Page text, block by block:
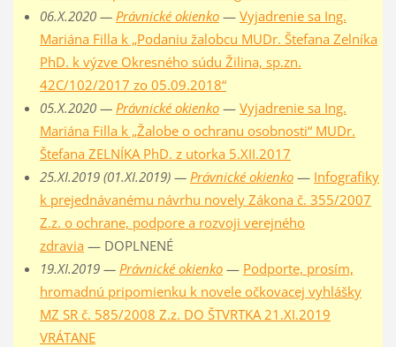
06.X.2020 — Právnické okienko— Vyjadrenie sa Ing.
Mariána Filla k „Podaniu žalobcu MUDr. Štefana Zelníka
PhD. k výzve Okresného súdu Žilina, sp.zn.
42C/102/2017 zo 05.09.2018“
05.X.2020 — Právnické okienko— Vyjadrenie sa Ing.
Mariána Filla k „Žalobe o ochranu osobnosti“ MUDr.
Štefana ZELNÍKA PhD. z utorka 5.XII.2017
25.XI.2019 (01.XI.2019) — Právnické okienko— Infografiky
k prejednávanému návrhu novely Zákona č. 355/2007
Z.z. o ochrane, podpore a rozvoji verejného
zdravia — DOPLNENÉ
19.XI.2019 — Právnické okienko— Podporte, prosím,
hromadnú pripomienku k novele očkovacej vyhlášky
MZ SR č. 585/2008 Z.z. DO ŠTVRTKA 21.XI.2019
VRÁTANE